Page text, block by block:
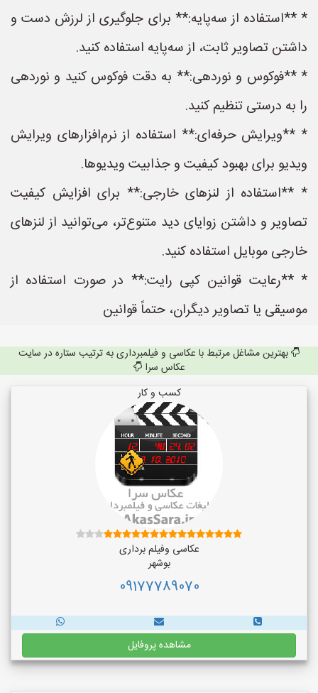
* **استفاده از سه‌پایه:** برای جلوگیری از لرزش دست و
داشتن تصاویر ثابت، از سه‌پایه استفاده کنید.
* **فوکوس و نوردهی:** به دقت فوکوس کنید و نوردهی
را به درستی تنظیم کنید.
* **ویرایش حرفه‌ای:** استفاده از نرم‌افزارهای ویرایش
ویدیو برای بهبود کیفیت و جذابیت ویدیوها.
* **استفاده از لنزهای خارجی:** برای افزایش کیفیت
تصاویر و داشتن زوایای دید متنوع‌تر، می‌توانید از لنزهای
خارجی موبایل استفاده کنید.
* **رعایت قوانین کپی رایت:** در صورت استفاده از
موسیقی یا تصاویر دیگران، حتماً قوانین
بهترین مشاغل مرتبط با عکاسی و فیلمبرداری به ترتیب ستاره در سایت
عکاس سرا
کسب و کار
عکاسی وفیلم برداری
بوشهر
09177789070
مشاهده پروفایل